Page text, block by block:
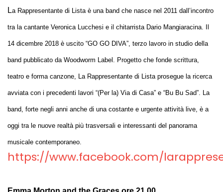
La Rappresentante di Lista è una band che nasce nel 2011 dall’incontro
tra la cantante Veronica Lucchesi e il chitarrista Dario Mangiaracina. Il
14 dicembre 2018 è uscito “GO GO DIVA”, terzo lavoro in studio della
band pubblicato da Woodworm Label. Progetto che fonde scrittura,
teatro e forma canzone, La Rappresentante di Lista prosegue la ricerca
avviata con i precedenti lavori “(Per la) Via di Casa” e “Bu Bu Sad”. La
band, forte negli anni anche di una costante e urgente attività live, è a
oggi tra le nuove realtà più trasversali e interessanti del panorama
musicale contemporaneo.
https://www.facebook.com/